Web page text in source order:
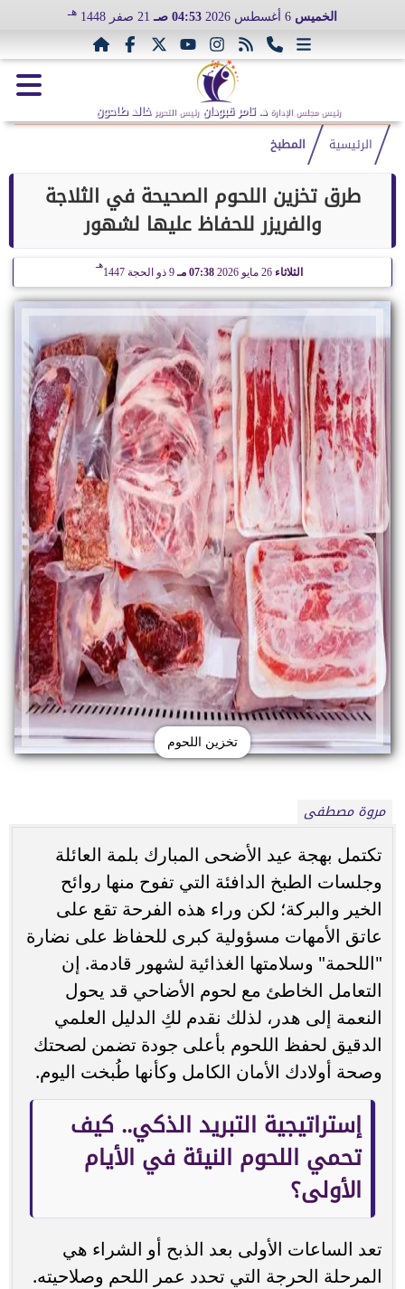
الخميس 04:53 صـ 21 صفر 1448 هـ
رئيس مجلس الإدارة د. تامر قبودان رئيس التحرير خالد طاحون
الرئيسية المطبخ
طرق تخزين اللحوم الصحيحة في الثلاجة
والفريزر للحفاظ عليها لشهور
الثلاثاء 26 مايو 2026 07:38 مـ 9 ذو الحجة 1447
هـ
تخزين اللحوم
مروة مصطفى
تكتمل بهجة عيد الأضحى المبارك بلمة العائلة
وجلسات الطبخ الدافئة التي تفوح منها روائح
الخير والبركة؛ لكن وراء هذه الفرحة تقع على
عاتق الأمهات مسؤولية كبرى للحفاظ على نضارة
"اللحمة" وسلامتها الغذائية لشهور قادمة. إن
التعامل الخاطئ مع لحوم الأضاحي قد يحول
النعمة إلى هدر، لذلك نقدم لكِ الدليل العلمي
الدقيق لحفظ اللحوم بأعلى جودة تضمن لصحتك
وصحة أولادك الأمان الكامل وكأنها طُبخت اليوم.
إستراتيجية التبريد الذكي.. كيف
تحمي اللحوم النيئة في الأيام
الأولى؟
تعد الساعات الأولى بعد الذبح أو الشراء هي
المرحلة الحرجة التي تحدد عمر اللحم وصلاحيته.